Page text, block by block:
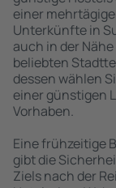
einer
Unterkünfte in
auch in der
beliebten
dessen wählen
einer günstigen
Vorhaben.
Eine frühzeitige
gibt die
Ziels nach der